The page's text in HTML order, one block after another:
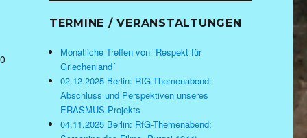
TERMINE / VERANSTALTUNGEN
Monatliche Treffen von `Respekt für
Griechenland´
02.12.2025 Berlin: RfG-Themenabend:
Abschluss und Perspektiven unseres
ERASMUS-Projekts
04.11.2025 Berlin: RfG-Themenabend: